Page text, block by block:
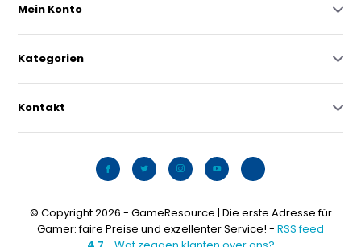
Mein Konto
Kategorien
Kontakt
© Copyright 2026 - GameResource | Die erste Adresse für
Gamer: faire Preise und exzellenter Service! - RSS feed